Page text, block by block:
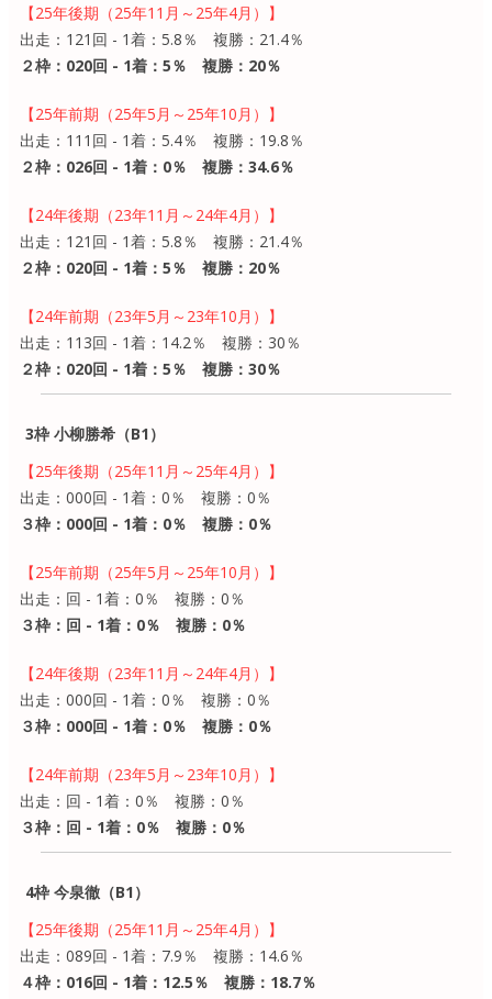
【25年後期（25年11月～25年4月）】
出走：121回 - 1着：5.8％ 複勝：21.4％
２枠：020回 - 1着：5％ 複勝：20％
【25年前期（25年5月～25年10月）】
出走：111回 - 1着：5.4％ 複勝：19.8％
２枠：026回 - 1着：0％ 複勝：34.6％
【24年後期（23年11月～24年4月）】
出走：121回 - 1着：5.8％ 複勝：21.4％
２枠：020回 - 1着：5％ 複勝：20％
【24年前期（23年5月～23年10月）】
出走：113回 - 1着：14.2％ 複勝：30％
２枠：020回 - 1着：5％ 複勝：30％
3枠 小柳勝希（B1）
【25年後期（25年11月～25年4月）】
出走：000回 - 1着：0％ 複勝：0％
３枠：000回 - 1着：0％ 複勝：0％
【25年前期（25年5月～25年10月）】
出走：回 - 1着：0％ 複勝：0％
３枠：回 - 1着：0％ 複勝：0％
【24年後期（23年11月～24年4月）】
出走：000回 - 1着：0％ 複勝：0％
３枠：000回 - 1着：0％ 複勝：0％
【24年前期（23年5月～23年10月）】
出走：回 - 1着：0％ 複勝：0％
３枠：回 - 1着：0％ 複勝：0％
4枠 今泉徹（B1）
【25年後期（25年11月～25年4月）】
出走：089回 - 1着：7.9％ 複勝：14.6％
４枠：016回 - 1着：12.5％ 複勝：18.7％